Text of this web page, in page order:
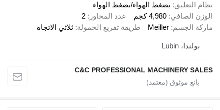
نظام التعليق بضغط الهواء/بضغط الهواء
الوزن الصافي 4,980 كجم عدد المحاور
2
ماركة الجسم Meiller طريقة تفريغ الحمولة ثلاثي الاتجاه
بولندا، Lubin
C&C PROFESSIONAL MACHINERY SALES